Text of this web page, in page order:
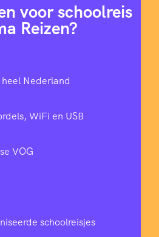
voor schoolreis
Reizen?
heel Nederland
WiFi en USB
VOG
schoolreisjes